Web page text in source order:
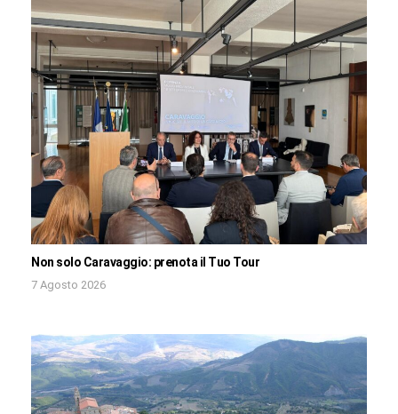
Non solo Caravaggio: prenota il Tuo Tour
7 Agosto 2026